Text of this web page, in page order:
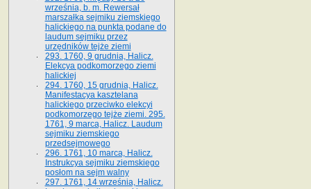
września, b. m. Rewersał
marszałka sejmiku ziemskiego
halickiego na punkta podane do
laudum sejmiku przez
urzędników tejże ziemi
293. 1760, 9 grudnia, Halicz.
Elekcya podkomorzego ziemi
halickiej
294. 1760, 15 grudnia, Halicz.
Manifestacya kasztelana
halickiego przeciwko elekcyi
podkomorzego tejże ziemi. 295.
1761, 9 marca, Halicz. Laudum
sejmiku ziemskiego
przedsejmowego
296. 1761, 10 marca, Halicz.
Instrukcya sejmiku ziemskiego
posłom na sejm walny
297. 1761, 14 września, Halicz.